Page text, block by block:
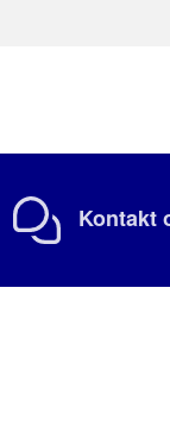
Kontakt